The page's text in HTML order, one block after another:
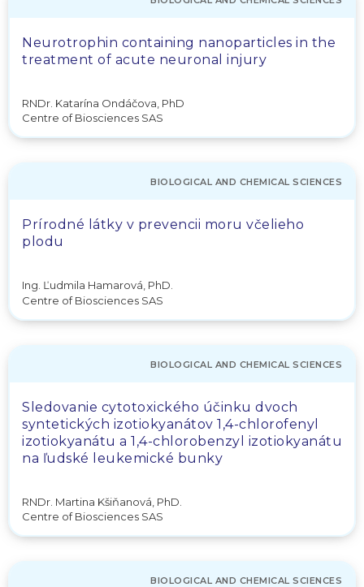
Neurotrophin containing nanoparticles in the
treatment of acute neuronal injury
RNDr. Katarína Ondáčova, PhD
Centre of Biosciences SAS
BIOLOGICAL AND CHEMICAL SCIENCES
Prírodné látky v prevencii moru včelieho
plodu
Ing. Ľudmila Hamarová, PhD.
Centre of Biosciences SAS
BIOLOGICAL AND CHEMICAL SCIENCES
Sledovanie cytotoxického účinku dvoch
syntetických izotiokyanátov 1,4-chlorofenyl
izotiokyanátu a 1,4-chlorobenzyl izotiokyanátu
na ľudské leukemické bunky
RNDr. Martina Kšiňanová, PhD.
Centre of Biosciences SAS
BIOLOGICAL AND CHEMICAL SCIENCES